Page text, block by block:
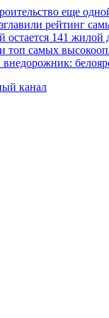
еще
рейтинг
остается 141 жилой
топ самых
канал